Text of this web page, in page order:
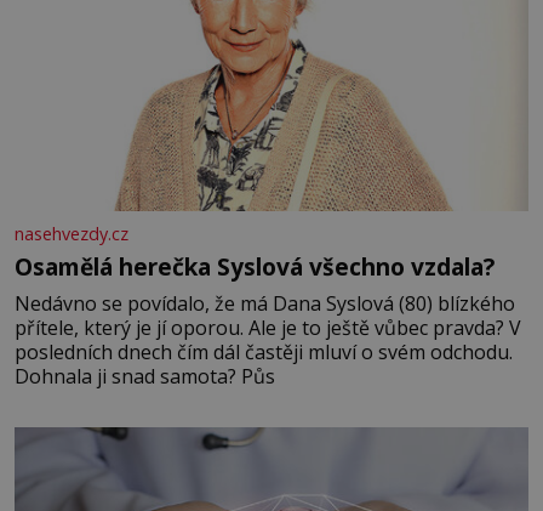
nasehvezdy.cz
Osamělá herečka Syslová všechno vzdala?
Nedávno se povídalo, že má Dana Syslová (80) blízkého
přítele, který je jí oporou. Ale je to ještě vůbec pravda? V
posledních dnech čím dál častěji mluví o svém odchodu.
Dohnala ji snad samota? Půs